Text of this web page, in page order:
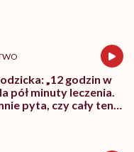
„12 godzin w
pół minuty leczenia.
pyta, czy cały ten